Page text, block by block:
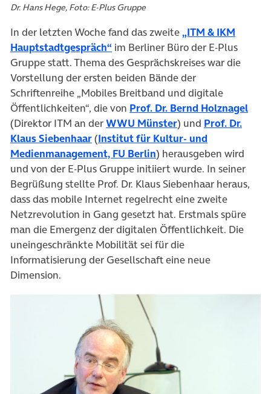
Dr. Hans Hege, Foto: E-Plus Gruppe
In der letzten Woche fand das zweite„ITM & IKM
Hauptstadtgespräch“ im Berliner Büro der E-Plus
Gruppe statt. Thema des Gesprächskreises war die
Vorstellung der ersten beiden Bände der
Schriftenreihe „Mobiles Breitband und digitale
Öffentlichkeiten“, die von Prof. Dr. Bernd Holznagel
(Direktor ITM an derWWU Münster(öffnet in neuem
) und Prof. Dr.
Klaus Siebenhaar(öffnet in neuem Tab)
(Institut für Kultur- und
Medienmanagement, FU Berlin(öffnet in neuem Tab)
) herausgeben wird
und von der E-Plus Gruppe initiiert wurde. In seiner
Begrüßung stellte Prof. Dr. Klaus Siebenhaar heraus,
dass das mobile Internet regelrecht eine zweite
Netzrevolution in Gang gesetzt hat. Erstmals spüre
man die Emergenz der digitalen Öffentlichkeit. Die
uneingeschränkte Mobilität sei für die
Informatisierung der Gesellschaft eine neue
Dimension.